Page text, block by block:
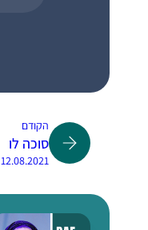
הקודם
סוכה לו
12.08.2021 | ד׳ באלול תשפ״א